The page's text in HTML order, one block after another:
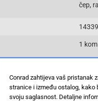
čep,
1 kom
LC
Conrad zahtijeva vaš pristanak
stranice i između ostalog, kako
svoju saglasnost. Detaljne